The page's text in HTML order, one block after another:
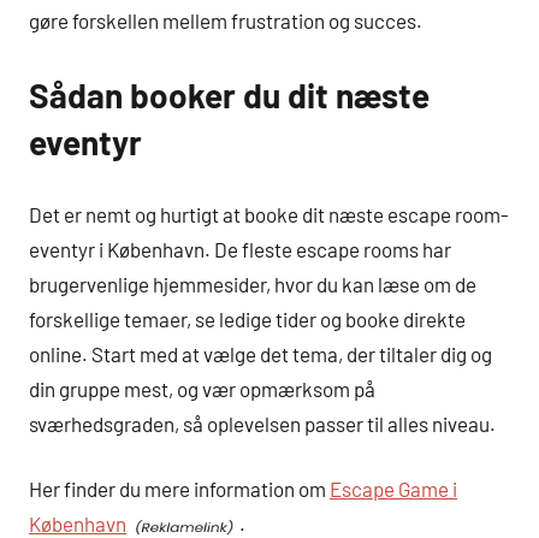
gøre forskellen mellem frustration og succes.
Sådan booker du dit næste
eventyr
Det er nemt og hurtigt at booke dit næste escape room-
eventyr i København. De fleste escape rooms har
brugervenlige hjemmesider, hvor du kan læse om de
forskellige temaer, se ledige tider og booke direkte
online. Start med at vælge det tema, der tiltaler dig og
din gruppe mest, og vær opmærksom på
sværhedsgraden, så oplevelsen passer til alles niveau.
Her finder du mere information om Escape Game i
København
.